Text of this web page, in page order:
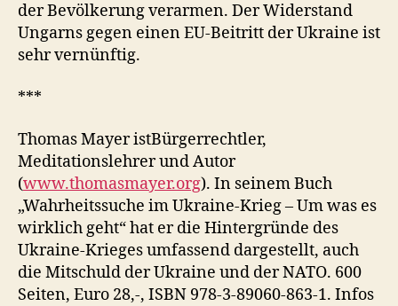
der Bevölkerung verarmen. Der Widerstand
Ungarns gegen einen EU-Beitritt der Ukraine ist
sehr vernünftig.
***
Thomas Mayer istBürgerrechtler,
Meditationslehrer und Autor
(www.thomasmayer.org). In seinem Buch
„Wahrheitssuche im Ukraine-Krieg – Um was es
wirklich geht“ hat er die Hintergründe des
Ukraine-Krieges umfassend dargestellt, auch
die Mitschuld der Ukraine und der NATO. 600
Seiten, Euro 28,-, ISBN 978-3-89060-863-1. Infos